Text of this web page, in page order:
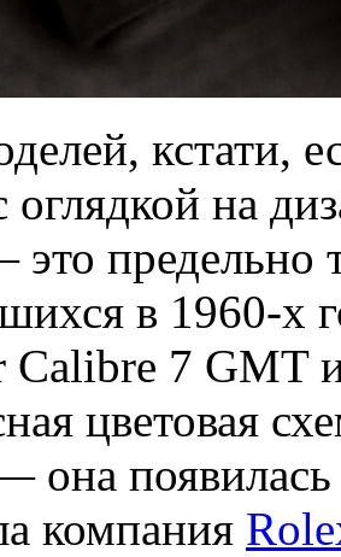
кстати,
оглядкой на
предельно
в 1960-х
Calibre 7 GMT
цветовая
она
компания